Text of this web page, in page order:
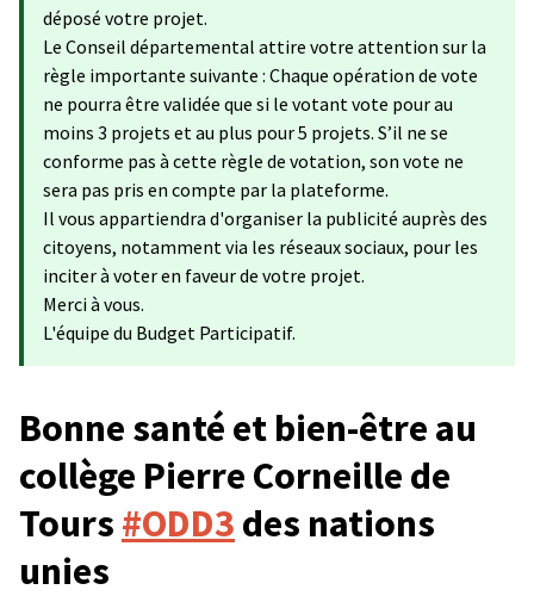
déposé votre projet.
Le Conseil départemental attire votre attention sur la
règle importante suivante : Chaque opération de vote
ne pourra être validée que si le votant vote pour au
moins 3 projets et au plus pour 5 projets. S’il ne se
conforme pas à cette règle de votation, son vote ne
sera pas pris en compte par la plateforme.
Il vous appartiendra d'organiser la publicité auprès des
citoyens, notamment via les réseaux sociaux, pour les
inciter à voter en faveur de votre projet.
Merci à vous.
L'équipe du Budget Participatif.
Bonne santé et bien-être au
collège Pierre Corneille de
Tours #ODD3 des nations
unies